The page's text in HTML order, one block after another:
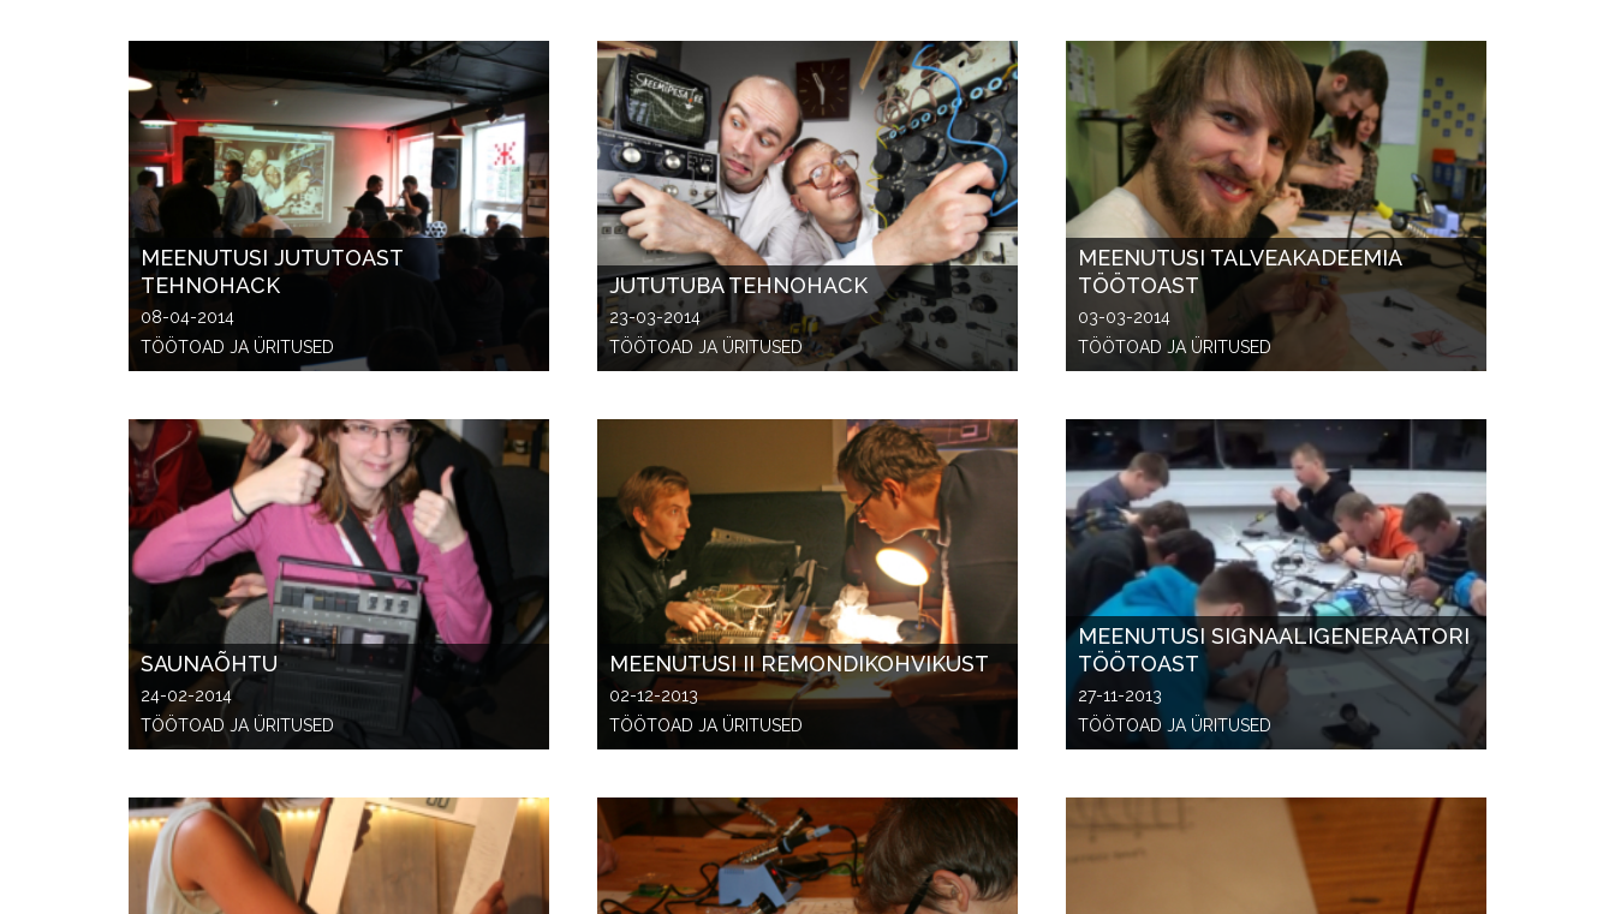
MEENUTUSI JUTUTOAST
TEHNOHACK
08-04-2014
TÖÖTOAD JA ÜRITUSED
JUTUTUBA TEHNOHACK
23-03-2014
TÖÖTOAD JA ÜRITUSED
MEENUTUSI TALVEAKADEEMIA
TÖÖTOAST
03-03-2014
TÖÖTOAD JA ÜRITUSED
SAUNAÕHTU
24-02-2014
TÖÖTOAD JA ÜRITUSED
MEENUTUSI II REMONDIKOHVIKUST
02-12-2013
TÖÖTOAD JA ÜRITUSED
MEENUTUSI SIGNAALIGENERAATORI
TÖÖTOAST
27-11-2013
TÖÖTOAD JA ÜRITUSED